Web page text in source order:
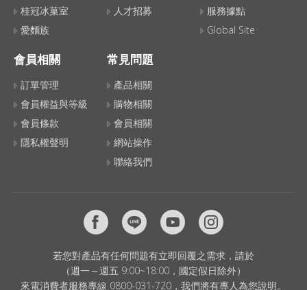
桂冠冰菓室
愛麵族
人才招募
服務據點
Global Site
會員相關
訂單管理
會員權益與等級
會員條款
隱私權聲明
常見問題
產品相關
購物相關
會員相關
網站操作
聯絡我們
若您對產品有任何問題有立即回覆之需求，請於
（週一～週五 9:00~18:00，國定假日除外）
來電消費者服務專線 0800-031-720，我們將有專人為您說明。